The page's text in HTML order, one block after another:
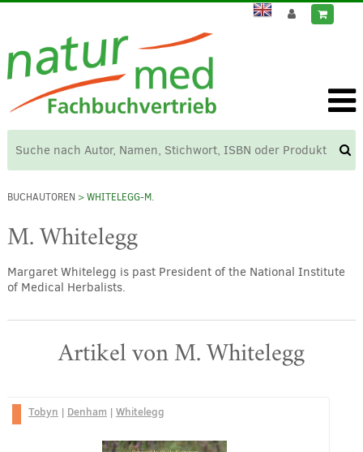
BUCHAUTOREN > WHITELEGG-M.
M. Whitelegg
Margaret Whitelegg is past President of the National Institute
of Medical Herbalists.
Artikel von M. Whitelegg
Tobyn | Denham | Whitelegg